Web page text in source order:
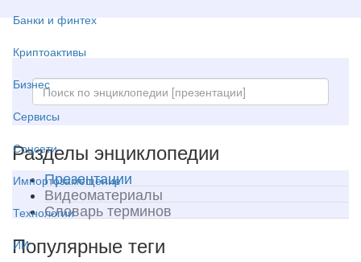
Банки и финтех
Криптоактивы
Бизнес
Сервисы
Соцсети
Импортозамещение
Технологии
ИИ
Разделы энциклопедии
Презентации
Видеоматериалы
Словарь терминов
Популярные теги